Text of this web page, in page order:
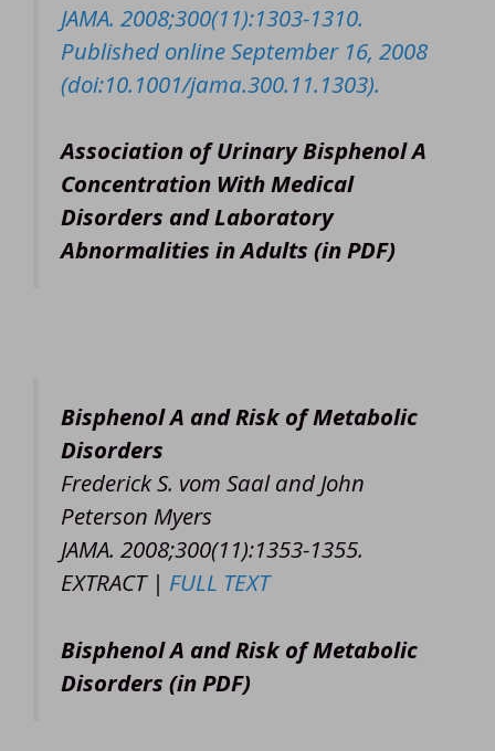
JAMA. 2008;300(11):1303-1310.
Published online September 16, 2008
(doi:10.1001/jama.300.11.1303).
Association of Urinary Bisphenol A
Concentration With Medical
Disorders and Laboratory
Abnormalities in Adults (in PDF)
Bisphenol A and Risk of Metabolic
Disorders
Frederick S. vom Saal and John
Peterson Myers
JAMA. 2008;300(11):1353-1355.
EXTRACT | FULL TEXT
Bisphenol A and Risk of Metabolic
Disorders (in PDF)